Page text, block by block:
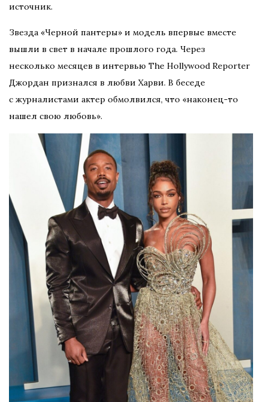
источник.
Звезда «Черной пантеры» и модель впервые вместе
вышли в свет в начале прошлого года. Через
несколько месяцев в интервью The Hollywood Reporter
Джордан признался в любви Харви. В беседе
с журналистами актер обмолвился, что «наконец-то
нашел свою любовь».